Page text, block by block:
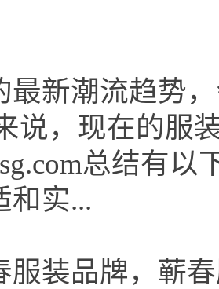
最新潮流趋势
说，现在的服
总结有
和实...
服装品牌，蕲